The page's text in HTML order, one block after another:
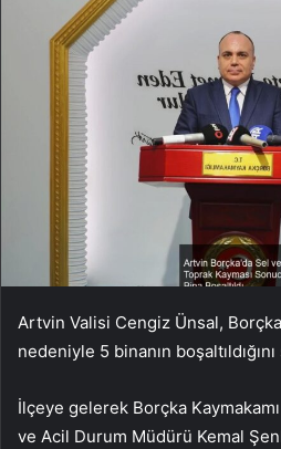
Artvin Valisi Cengiz Ünsal,
nedeniyle 5 binanın
İlçeye gelerek Borçka
ve Acil Durum Müdürü Kemal